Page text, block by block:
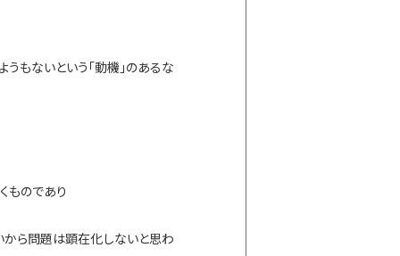
もないという「動機」のあるな
ものであり
ら問題は顕在化しないと思わ